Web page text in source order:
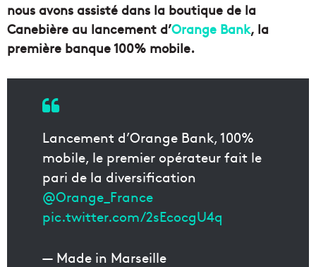
nous avons assisté dans la boutique de la
Canebière au lancement d’Orange Bank, la
première banque 100% mobile.
Lancement d’Orange Bank, 100%
mobile, le premier opérateur fait le
pari de la diversification
@Orange_France
pic.twitter.com/2sEcocgU4q
— Made in Marseille